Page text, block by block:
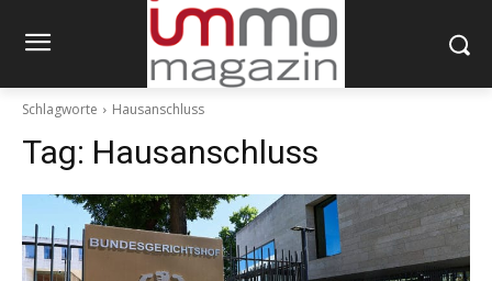
Schlagworte Hausanschluss
Tag: Hausanschluss